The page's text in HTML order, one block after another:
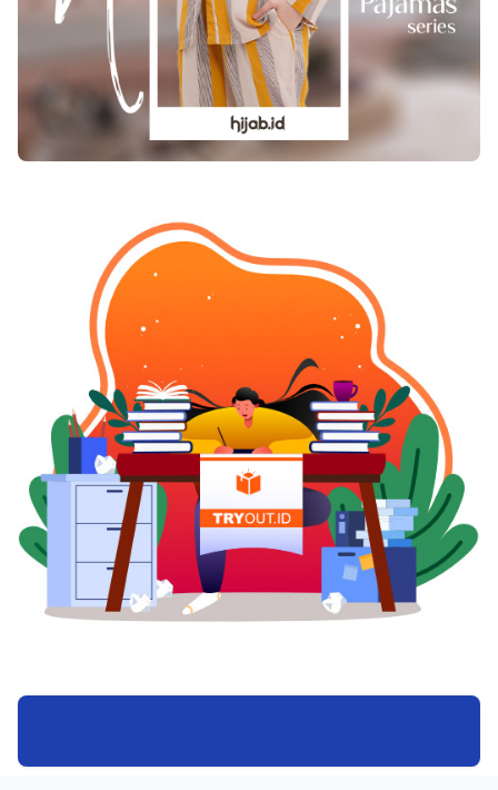
akan rasa makanan, sakit mulut dan
tenggorokan. Langkah tersebut bisa mencegah
keadaan mulut kering atau xerostomia : 1. Tidur
dengan mulut terbuka mengakibatkan mulut
kering pada pagi hari. Sebisa-bisanya
bernapaslah dengan hidung saat tidur. 2.
buatan yang paling jitu. 3. Melindungi
kebersihan mulut. Sikat gigi serta berkumur
dengan cara teratur. Pakai juga benang gigi
(dental floss). 4. Minum air sekurang-kurangnya
8 gelas /hari. 5. Jauhi konsumsi kafein serta
alkohol